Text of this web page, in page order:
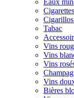
Eaux
Cigarettes
Tabac
Vins
Vins
Vins
Vins
Bières